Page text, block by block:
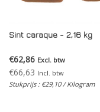
Sint caraque - 2,16 kg
€62,86 Excl. btw
€66,63 Incl. btw
Stukprijs : €29,10 / Kilogram